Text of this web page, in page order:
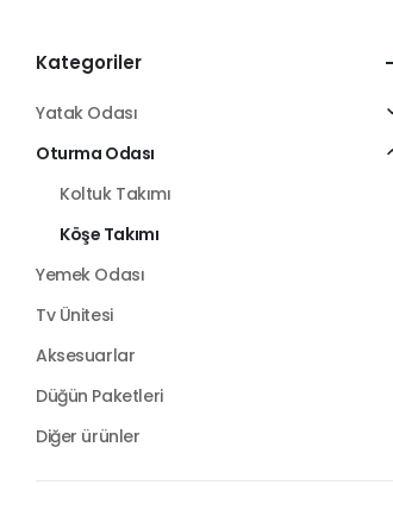
Kategoriler
Yatak Odası
Oturma Odası
Koltuk Takımı
Köşe Takımı
Yemek Odası
Tv Ünitesi
Aksesuarlar
Düğün Paketleri
Diğer ürünler